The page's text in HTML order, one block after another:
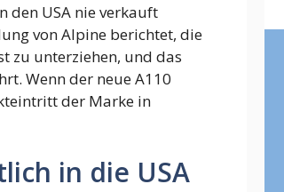
den USA nie verkauft
von Alpine berichtet, die
zu unterziehen, und das
Wenn der neue A110
der Marke in
in die USA